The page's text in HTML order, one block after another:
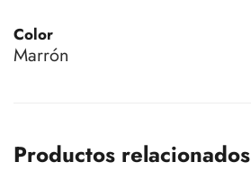
Color
Marrón
Productos relacionados